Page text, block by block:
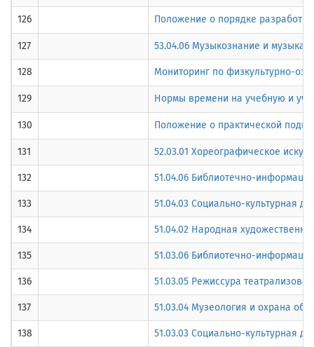
126 Положение о порядке
127 53.04.06 Музыкознание и
128 Мониторинг по физкультурно-
129 Нормы времени на учебную и
130 Положение о практической
131 52.03.01 Хореографическое
132 51.04.06 Библиотечно-
133 51.04.03 Социально-культурная
134 51.04.02 Народная
135 51.03.06 Библиотечно-
136 51.03.05 Режиссура
137 51.03.04 Музеология и охрана
138 51.03.03 Социально-культурная